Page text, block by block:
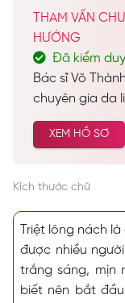
THAM VẤN
HƯỚNG
Đã kiểm
Bác sĩ Võ
chuyên gia da
thống giáo dục
Khoa và sở
lực không
năm kinh
XEM HỒ SƠ
Kích thước chữ
Triệt lông nách
được nhiều
trắng sáng, mịn
biết nên bắt